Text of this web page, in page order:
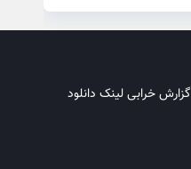
گزارش خرابی لینک دانلود